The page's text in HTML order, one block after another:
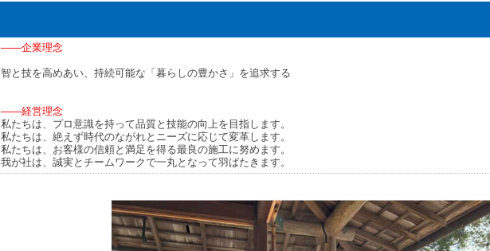
――企業理念
智と技を高めあい、持続可能な「暮らしの豊かさ」を追求する
――経営理念
私たちは、プロ意識を持って品質と技能の向上を目指します。
私たちは、絶えず時代のながれとニーズに応じて変革します。
私たちは、お客様の信頼と満足を得る最良の施工に努めます。
我が社は、誠実とチームワークで一丸となって羽ばたきます。